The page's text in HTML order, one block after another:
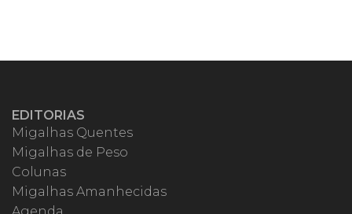
EDITORIAS
Migalhas Quentes
Migalhas de Peso
Colunas
Migalhas Amanhecidas